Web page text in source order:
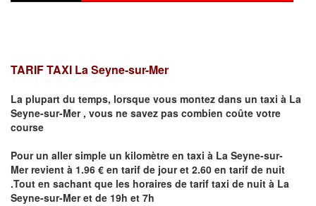
TARIF TAXI La Seyne-sur-Mer
La plupart du temps, lorsque vous montez dans un taxi à La
Seyne-sur-Mer, vous ne savez pas combien coûte votre
course
Pour un aller simple un kilomètre en taxi à La Seyne-sur-
Merrevient à 1.96 € en tarif de jour et 2.60 en tarif de nuit
.Tout en sachant que les horaires de tarif taxi de nuit à La
Seyne-sur-Meret de 19h et 7h